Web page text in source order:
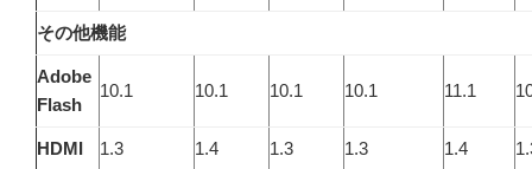
その他機能
Adobe
Flash
10.1 10.1 10.1 10.1 11.1
HDMI 1.3 1.4 1.3 1.3 1.4